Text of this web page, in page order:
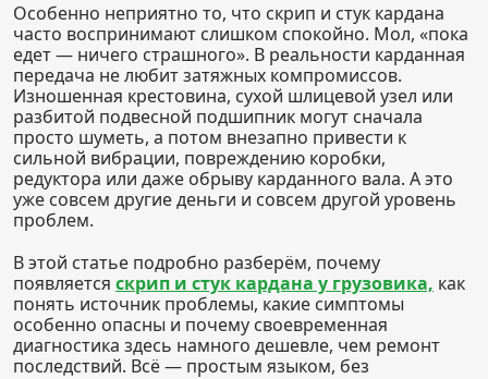
Особенно неприятно то, что скрип и стук кардана
часто воспринимают слишком спокойно. Мол, «пока
едет — ничего страшного». В реальности карданная
передача не любит затяжных компромиссов.
Изношенная крестовина, сухой шлицевой узел или
разбитой подвесной подшипник могут сначала
просто шуметь, а потом внезапно привести к
сильной вибрации, повреждению коробки,
редуктора или даже обрыву карданного вала. А это
уже совсем другие деньги и совсем другой уровень
проблем.
В этой статье подробно разберём, почему
появляется скрип и стук кардана у грузовика, как
понять источник проблемы, какие симптомы
особенно опасны и почему своевременная
диагностика здесь намного дешевле, чем ремонт
последствий. Всё — простым языком, без